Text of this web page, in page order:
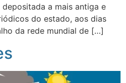
a mais antiga e
do estado, aos dias
da rede mundial de […]